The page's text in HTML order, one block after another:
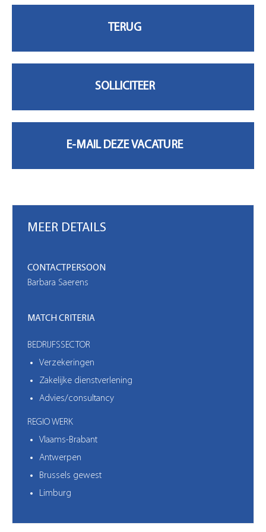
CONTACT
MEER DETAILS
CONTACTPERSOON
Barbara Saerens
MATCH CRITERIA
BEDRIJFSSECTOR
Verzekeringen
Zakelijke dienstverlening
Advies/consultancy
REGIO WERK
Vlaams-Brabant
Antwerpen
Brussels gewest
Limburg